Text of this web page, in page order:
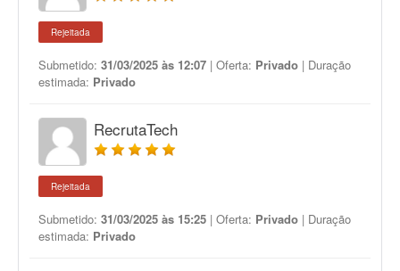
Rejeitada
Submetido: 31/03/2025 às 12:07 | Oferta: Privado | Duração
estimada: Privado
RecrutaTech
Rejeitada
Submetido: 31/03/2025 às 15:25 | Oferta: Privado | Duração
estimada: Privado